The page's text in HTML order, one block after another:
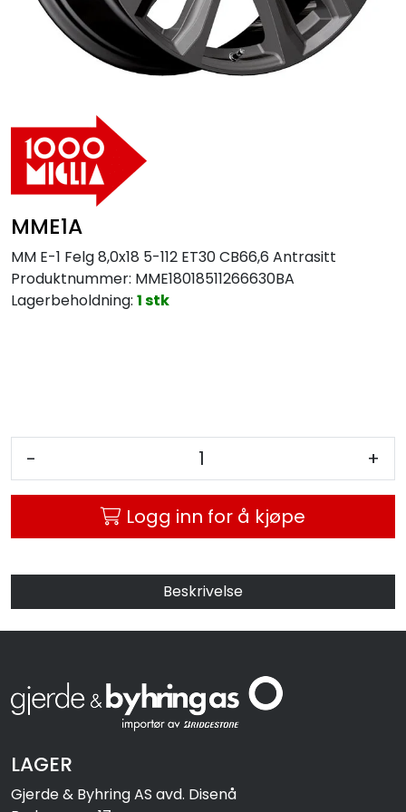
MME1A
MM E-1 Felg 8,0x18 5-112 ET30 CB66,6 Antrasitt
Produktnummer: MME18018511266630BA
Lagerbeholdning: 1 stk
- +
Logg inn for å kjøpe
Beskrivelse
LAGER
Gjerde & Byhring AS avd. Disenå
Tilbudstorget